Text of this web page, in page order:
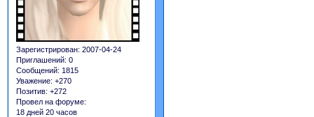
Зарегистрирован: 2007-04-24
Приглашений: 0
Сообщений: 1815
Уважение: +270
Позитив: +272
Провел на форуме:
18 дней 20 часов